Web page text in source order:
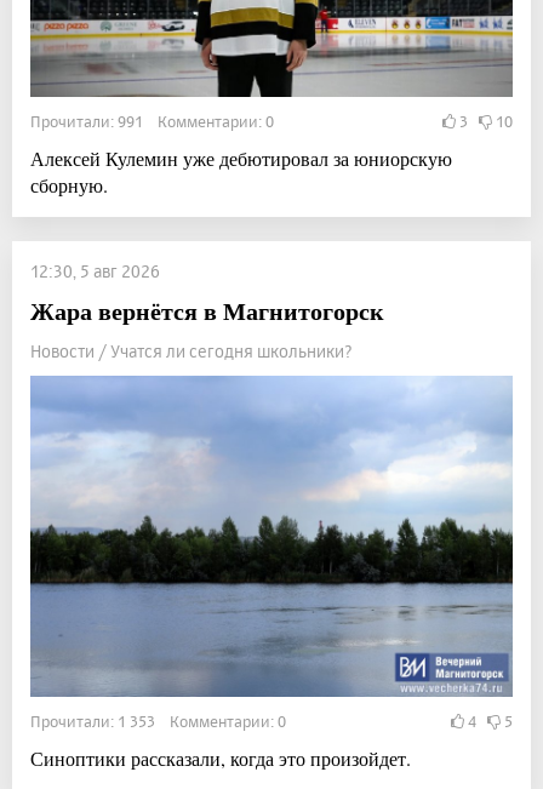
Прочитали: 991 Комментарии: 0 3 10
Алексей Кулемин уже дебютировал за юниорскую
сборную.
12:30, 5 авг 2026
Жара вернётся в Магнитогорск
Новости / Учатся ли сегодня школьники?
Прочитали: 1 353 Комментарии: 0 4 5
Синоптики рассказали, когда это произойдет.